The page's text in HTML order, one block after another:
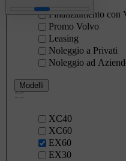
Finanziamento con
Promo Volvo
Leasing
Noleggio a Privati
Noleggio ad
Modelli
XC40
XC60
EX60
EX30